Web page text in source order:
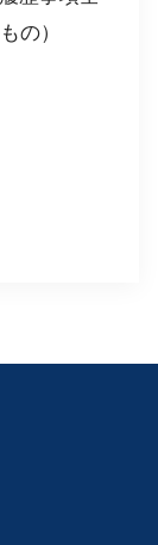
もの）